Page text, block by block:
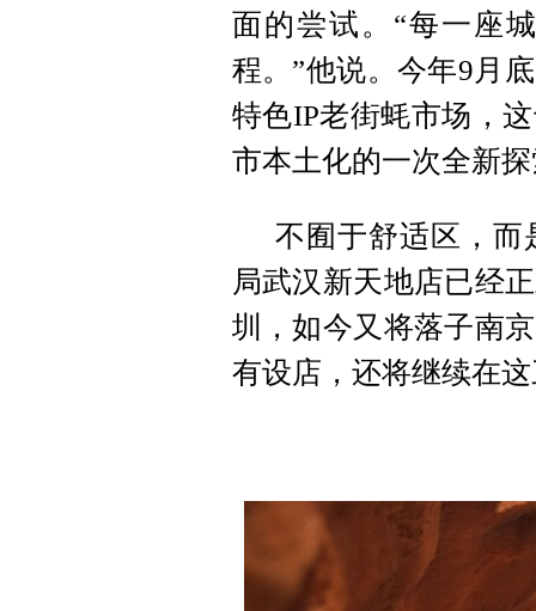
面的尝试。“每一座
程。”他说。今年9月
特色IP老街蚝市场，
市本土化的一次全新
不囿于舒适区，而
局武汉新天地店已经
圳，如今又将落子南
有设店，还将继续在